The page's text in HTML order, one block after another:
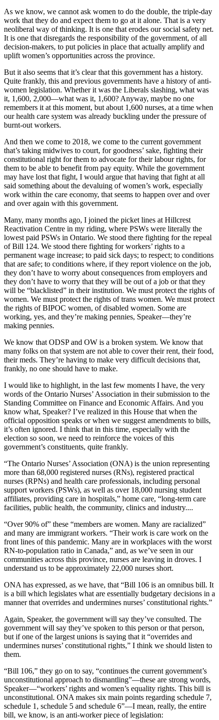
As we know, we cannot ask women to do the double, the triple-day
work that they do and expect them to go at it alone. That is a very
neoliberal way of thinking. It is one that erodes our social safety net.
It is one that disregards the responsibility of the government, of all
decision-makers, to put policies in place that actually amplify and
uplift women’s opportunities across the province.
But it also seems that it’s clear that this government has a history.
Quite frankly, this and previous governments have a history of anti-
women legislation. Whether it was the Liberals slashing, what was
it, 1,600, 2,000—what was it, 1,600? Anyway, maybe no one
remembers it at this moment, but about 1,600 nurses, at a time when
our health care system was already buckling under the pressure of
burnt-out workers.
And then we come to 2018, we come to the current government
that’s taking midwives to court, for goodness’ sake, fighting their
constitutional right for them to advocate for their labour rights, for
them to be able to benefit from pay equity. While the government
may have lost that fight, I would argue that having that fight at all
said something about the devaluing of women’s work, especially
work within the care economy, that seems to happen over and over
and over again with this government.
Many, many months ago, I joined the picket lines at Hillcrest
Reactivation Centre in my riding, where PSWs were literally the
lowest paid PSWs in Ontario. We stood there fighting for the repeal
of Bill 124. We stood there fighting for workers’ rights to a
permanent wage increase; to paid sick days; to respect; to conditions
that are safe; to conditions where, if they report violence on the job,
they don’t have to worry about consequences from employers and
they don’t have to worry that they will be out of a job or that they
will be “blacklisted” in their institution. We must protect the rights of
women. We must protect the rights of trans women. We must protect
the rights of BIPOC women, of disabled women. Some are
working, yes, and they’re making pennies, Speaker—they’re
making pennies.
We know that ODSP and OW is a broken system. We know that
many folks on that system are not able to cover their rent, their food,
their meds. They’re having to make very difficult decisions that,
frankly, no one should have to make.
I would like to highlight, in the last few moments I have, the very
words of the Ontario Nurses’ Association in their submission to the
Standing Committee on Finance and Economic Affairs. And you
know what, Speaker? I’ve realized in this House that when the
official opposition speaks or when we suggest amendments to bills,
it’s often ignored. I think that in this time, especially with the
election so soon, we need to reinforce the voices of this
government’s constituents, quite frankly.
“The Ontario Nurses’ Association (ONA) is the union representing
more than 68,000 registered nurses (RNs), registered practical
nurses (RPNs) and health care professionals, including personal
support workers (PSWs), as well as over 18,000 nursing student
affiliates, providing care in hospitals,” home care, “long-term care
facilities, public health, the community, clinics and industry....
“Over 90% of” these “members are women. Many are racialized”
and many are immigrant workers. “Their work is care work on the
front lines of this pandemic. Many are in workplaces with the worst
RN-to-population ratio in Canada,” and, as we’ve seen in our
communities across this province, nurses are leaving in droves. I
understand us to be approximately 22,000 nurses short.
ONA has expressed, as we have, that “Bill 106 is an omnibus bill. It
is a bill which legislates what are essentially budgetary decisions in a
manner that overrides and undermines nurses’ constitutional rights.”
Again, Speaker, the government will say they’ve consulted. The
government will say they’ve spoken to this person or that person,
but if one of the largest unions is saying that it “overrides and
undermines nurses’ constitutional rights,” I think we should listen to
them.
“Bill 106,” they go on to say, “continues the current government’s
unconstitutional approach to dismantling”—these are strong words,
Speaker—“workers’ rights and women’s equality rights. This bill is
unconstitutional. ONA makes six main points regarding schedule 7,
schedule 1, schedule 5 and schedule 6”—I mean, really, the entire
bill, we know, is an anti-worker piece of legislation: